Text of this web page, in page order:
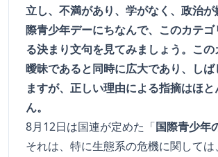
立し、不満があり、学がなく、政治
際青少年デーにちなんで、このカテ
る決まり文句を見てみましょう。こ
曖昧であると同時に広大であり、し
ますが、正しい理由による指摘はほ
ん。
8月12日は国連が定めた「国際青少年
それは、特に生態系の危機に関して